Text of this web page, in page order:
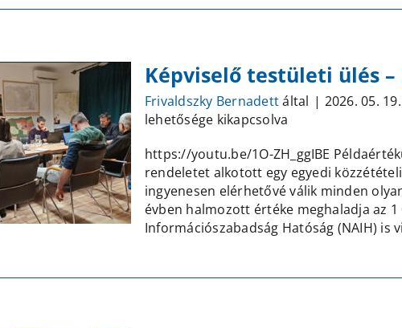
Képviselő testületi ülés –
Frivaldszky Bernadettáltal | 2026. 05. 19.
lehetősége kikapcsolva
https://youtu.be/1O-ZH_ggIBE
rendeletet alkotott egy egyedi
ingyenesen elérhetővé válik minden
évben halmozott értéke meghaladja az
Információszabadság Hatóság (NAIH) is